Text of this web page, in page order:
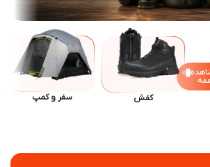
سفر و کمپ